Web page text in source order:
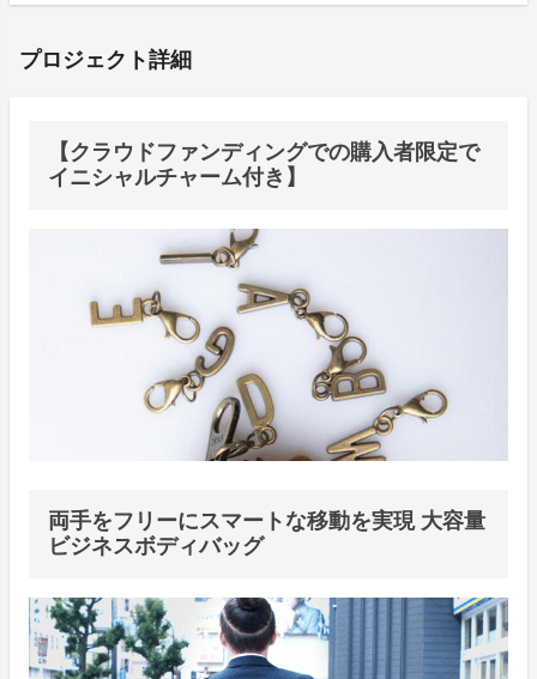
プロジェクト詳細
【クラウドファンディングでの購入者限定で
イニシャルチャーム付き】
両手をフリーにスマートな移動を実現 大容量
ビジネスボディバッグ